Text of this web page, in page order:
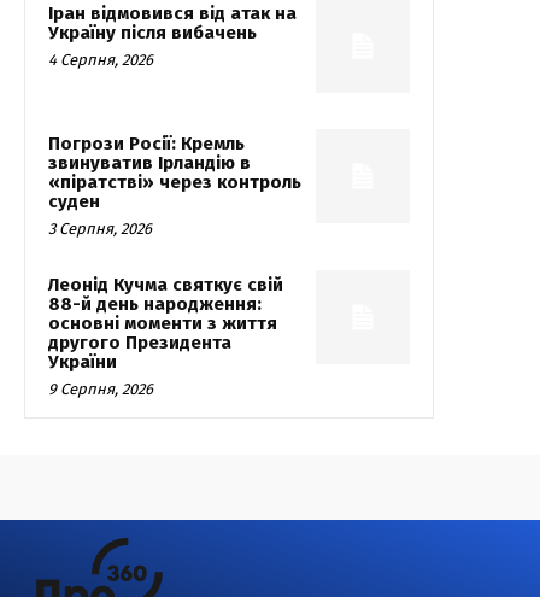
Іран відмовився від атак на
Україну після вибачень
4 Серпня, 2026
Погрози Росії: Кремль
звинуватив Ірландію в
«піратстві» через контроль
суден
3 Серпня, 2026
Леонід Кучма святкує свій
88-й день народження:
основні моменти з життя
другого Президента
України
9 Серпня, 2026